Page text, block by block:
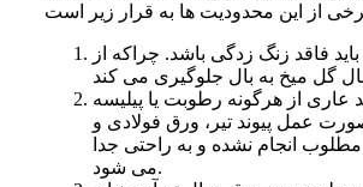
باید فاقد زنگ زدگی باشد. چراکه از
عاری از هرگونه رطوبت یا پیلیسه
عمل پیوند تیر، ورق فولادی و
انجام نشده و به راحتی جدا
می شود.